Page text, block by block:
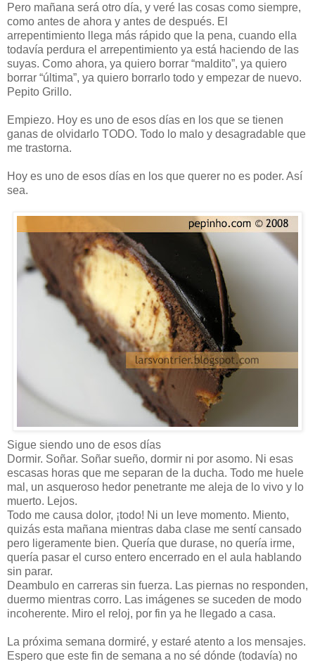
Pero mañana será otro día, y veré las cosas como siempre,
como antes de ahora y antes de después. El
arrepentimiento llega más rápido que la pena, cuando ella
todavía perdura el arrepentimiento ya está haciendo de las
suyas. Como ahora, ya quiero borrar “maldito”, ya quiero
borrar “última”, ya quiero borrarlo todo y empezar de nuevo.
Pepito Grillo.
Empiezo. Hoy es uno de esos días en los que se tienen
ganas de olvidarlo TODO. Todo lo malo y desagradable que
me trastorna.
Hoy es uno de esos días en los que querer no es poder. Así
sea.
Sigue siendo uno de esos días
Dormir. Soñar. Soñar sueño, dormir ni por asomo. Ni esas
escasas horas que me separan de la ducha. Todo me huele
mal, un asqueroso hedor penetrante me aleja de lo vivo y lo
muerto. Lejos.
Todo me causa dolor, ¡todo! Ni un leve momento. Miento,
quizás esta mañana mientras daba clase me sentí cansado
pero ligeramente bien. Quería que durase, no quería irme,
quería pasar el curso entero encerrado en el aula hablando
sin parar.
Deambulo en carreras sin fuerza. Las piernas no responden,
duermo mientras corro. Las imágenes se suceden de modo
incoherente. Miro el reloj, por fin ya he llegado a casa.
La próxima semana dormiré, y estaré atento a los mensajes.
Espero que este fin de semana a no sé dónde (todavía) no